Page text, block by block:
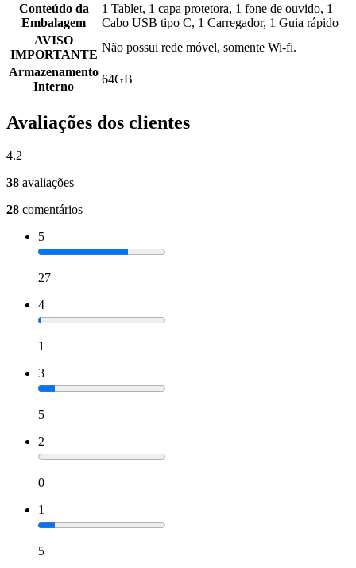
Conteúdo da
Embalagem
1 Tablet, 1 capa protetora, 1 fone de ouvido, 1
Cabo USB tipo C, 1 Carregador, 1 Guia rápido
AVISO
IMPORTANTE
Não possui rede móvel, somente Wi-fi.
Armazenamento
Interno
64GB
Avaliações dos clientes
4.2
38 avaliações
28 comentários
5
27
4
1
3
5
2
0
1
5